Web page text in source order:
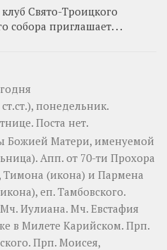
Свято-Троицкого
собора приглашает. . .
понедельник.
Поста нет.
Божией Матери, именуемой
Апп. от 70-ти Прохора
Тимона (икона) и Пармена
икона), еп. Тамбовского.
Иулиана. Мч. Евстафия
в Милете Карийском. Прп.
Прп.Моисея,